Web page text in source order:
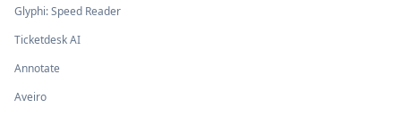
Glyphi: Speed Reader
Ticketdesk AI
Annotate
Aveiro